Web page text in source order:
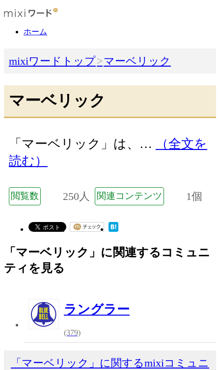
ホーム
mixiワードトップ マーベリック
マーベリック
「マーベリック」は、…
（全文を
読む）
閲覧数 250人 関連コンテンツ 1個
「マーベリック」に関連するコミュニ
ティを見る
ラングラー
(379)
「マーベリック」に関するmixiコミュニ